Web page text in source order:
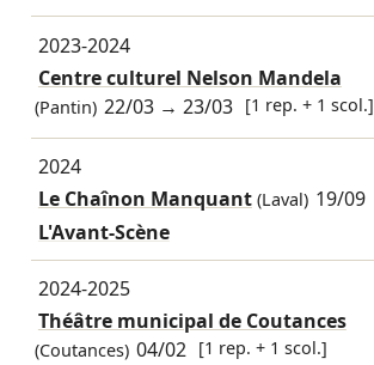
2023-2024
Centre culturel Nelson Mandela
(Pantin) 22/03 →23/03 [1 rep. + 1 scol.]
2024
Le Chaînon Manquant(Laval) 19/09
L'Avant-Scène
2024-2025
Théâtre municipal de Coutances
(Coutances) 04/02 [1 rep. + 1 scol.]